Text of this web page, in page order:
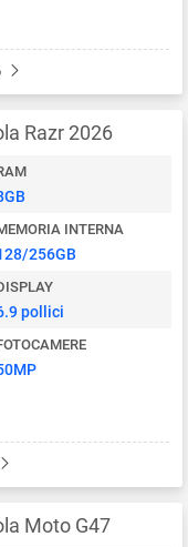
Razr 2026
INTERNA
256GB
pollici
Moto G47